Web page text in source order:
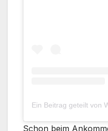
Ein Beitrag geteilt von
Schon beim